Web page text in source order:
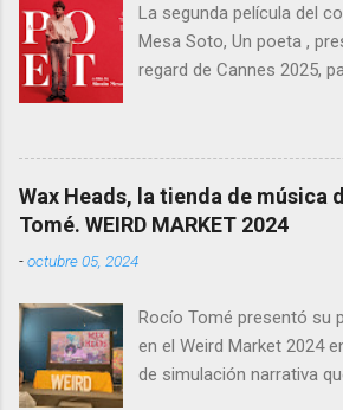
La segunda película del
Mesa Soto, Un poeta ,
regard de Cannes 2025,
sobre la creación
masculina, y la supuesta
poesía en un mundo que
narrativas que resultan
que efectivas. Rodada en
formato 4:3 que busca
Wax Heads, la tienda de música
Tomé. WEIRD MARKET 2024
-octubre 05, 2024
Rocío Tomé presentó su
en el Weird Market 2024
de simulación narrativa